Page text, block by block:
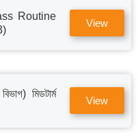
Routine
View
মিডটার্ম
View